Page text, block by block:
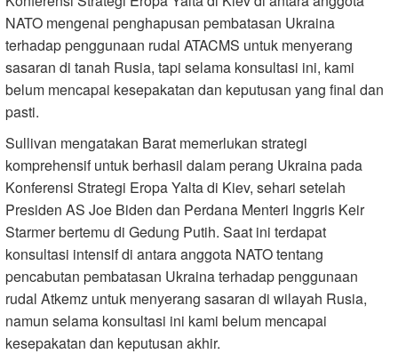
NATO mengenai penghapusan pembatasan Ukraina
terhadap penggunaan rudal ATACMS untuk menyerang
sasaran di tanah Rusia, tapi selama konsultasi ini, kami
belum mencapai kesepakatan dan keputusan yang final dan
pasti.
Sullivan mengatakan Barat memerlukan strategi
komprehensif untuk berhasil dalam perang Ukraina pada
Konferensi Strategi Eropa Yalta di Kiev, sehari setelah
Presiden AS Joe Biden dan Perdana Menteri Inggris Keir
Starmer bertemu di Gedung Putih. Saat ini terdapat
konsultasi intensif di antara anggota NATO tentang
pencabutan pembatasan Ukraina terhadap penggunaan
rudal Atkemz untuk menyerang sasaran di wilayah Rusia,
namun selama konsultasi ini kami belum mencapai
kesepakatan dan keputusan akhir.